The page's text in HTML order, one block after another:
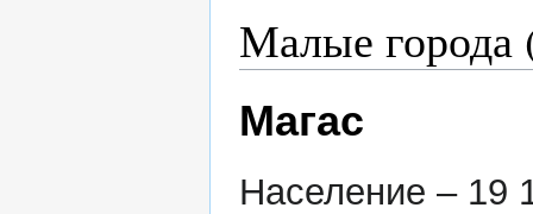
Малые города
Магас
Население – 19